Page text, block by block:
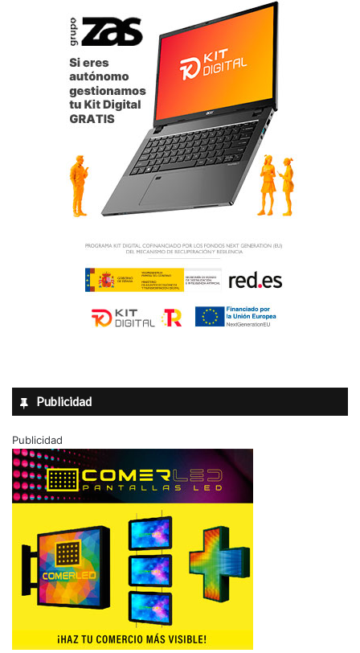
Publicidad
Publicidad